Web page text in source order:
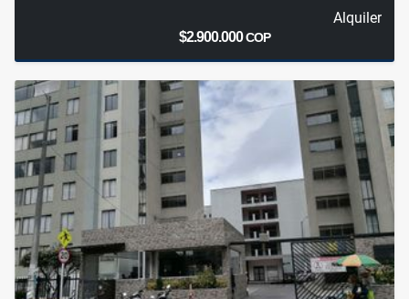
Alquiler
$2.900.000COP